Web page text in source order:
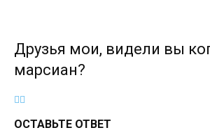
Друзья мои, видели вы
марсиан?
ОСТАВЬТЕ ОТВЕТ